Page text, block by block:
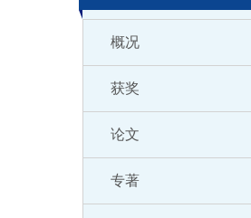
概况
获奖
论文
专著